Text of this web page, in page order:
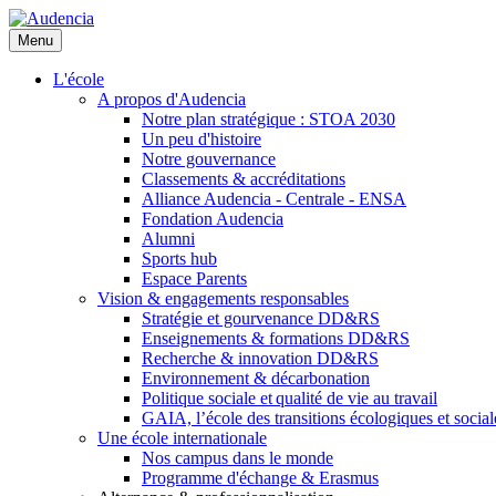
Aller
au
contenu
principal
Menu
L'école
A propos d'Audencia
Notre plan stratégique : STOA 2030
Un peu d'histoire
Notre gouvernance
Classements & accréditations
Alliance Audencia - Centrale - ENSA
Fondation Audencia
Alumni
Sports hub
Espace Parents
Vision & engagements responsables
Stratégie et gourvenance DD&RS
Enseignements & formations DD&RS
Recherche & innovation DD&RS
Environnement & décarbonation
Politique sociale et qualité de vie au travail
GAIA, l’école des transitions écologiques et
Une école internationale
Nos campus dans le monde
Programme d'échange & Erasmus